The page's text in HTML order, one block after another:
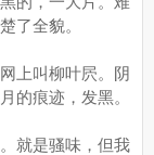
了全貌。
上叫柳叶屄。阴
的痕迹，发黑。
就是骚味，但我